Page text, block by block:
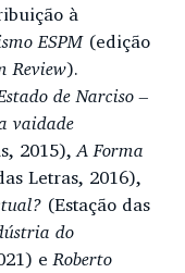
à
ESPM (edição
Review).
de Narciso –
vaidade
2015),A Forma
Letras, 2016),
(Estação das
do
eRoberto